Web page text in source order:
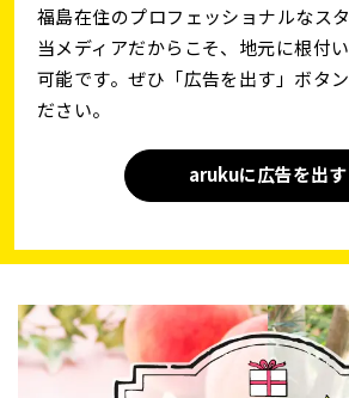
福島在住のプロフェッショナルなス
当メディアだからこそ、地元に根付
可能です。ぜひ「広告を出す」ボタ
ださい。
arukuに広告を出す